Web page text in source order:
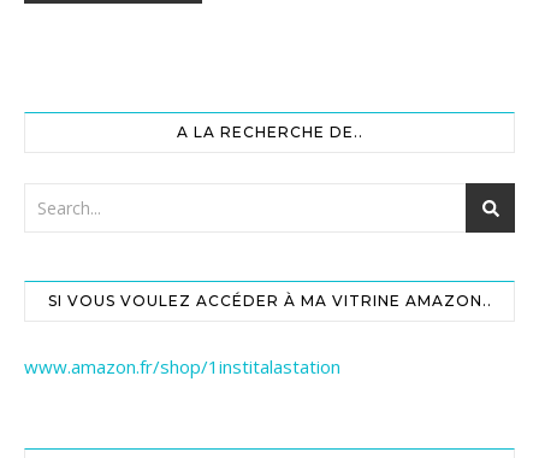
A LA RECHERCHE DE..
SI VOUS VOULEZ ACCÉDER À MA VITRINE AMAZON..
www.amazon.fr/shop/1institalastation